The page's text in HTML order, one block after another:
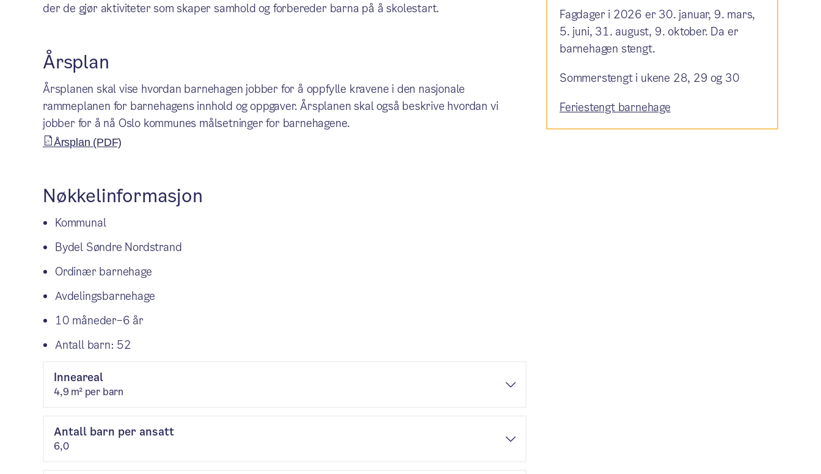
der de gjør aktiviteter som skaper samhold og forbereder barna på å skolestart.
Årsplan
Årsplanen skal vise hvordan barnehagen jobber for å oppfylle kravene i den nasjonale
rammeplanen for barnehagens innhold og oppgaver. Årsplanen skal også beskrive hvordan vi
jobber for å nå Oslo kommunes målsetninger for barnehagene.
Årsplan (PDF)
Nøkkelinformasjon
Kommunal
Bydel Søndre Nordstrand
Ordinær barnehage
Avdelingsbarnehage
10 måneder–6 år
Antall barn: 52
Inneareal
4,9 m² per barn
Antall barn per ansatt
6,0
Fagdager i 2026 er 30. januar, 9. mars,
5. juni, 31. august, 9. oktober. Da er
barnehagen stengt.
Sommerstengt i ukene 28, 29 og 30
Feriestengt barnehage